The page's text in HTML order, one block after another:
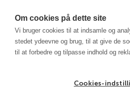
Om cookies på dette site
Vi bruger cookies til at indsamle og
stedet ydeevne og brug, til at give de
til at forbedre og tilpasse indhold og
Cookies-